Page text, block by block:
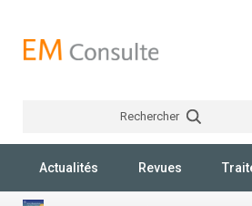
Rechercher
Actualités Revues